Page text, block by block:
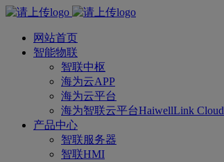
网站首页
智能物联
智联中枢
海为云APP
海为云平台
海为智联云平台HaiwellLink Cloud
产品中心
智联服务器
智联HMI